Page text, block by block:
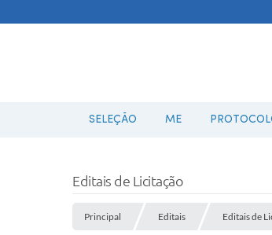
SELEÇÃO ME
Editais de Licitação
Principal Editais Editais de